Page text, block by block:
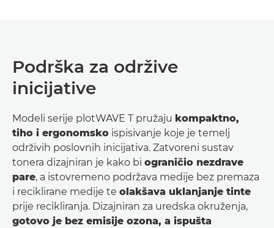
Podrška za održive
inicijative
Modeli serije plotWAVE T pružaju kompaktno,
tiho i ergonomsko ispisivanje koje je temelj
održivih poslovnih inicijativa. Zatvoreni sustav
tonera dizajniran je kako bi ograničio nezdrave
pare, a istovremeno podržava medije bez premaza
i reciklirane medije te olakšava uklanjanje tinte
prije recikliranja. Dizajniran za uredska okruženja,
gotovo je bez emisije ozona, a ispušta